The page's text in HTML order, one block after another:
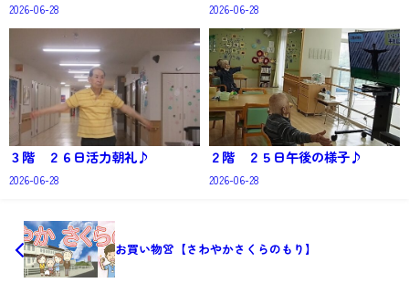
2026-06-28 2026-06-28
３階 ２６日活力朝礼♪
2026-06-28
２階 ２５日午後の様子♪
2026-06-28
お買い物👚【さわやかさくらのもり】